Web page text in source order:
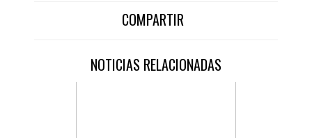
COMPARTIR
NOTICIAS RELACIONADAS